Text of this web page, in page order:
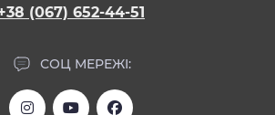
(067) 652-44-51
СОЦ МЕРЕЖІ: